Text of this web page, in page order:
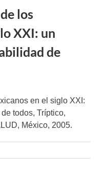
los
XXI: un
de
en el siglo XXI:
todos, Tríptico,
México, 2005.